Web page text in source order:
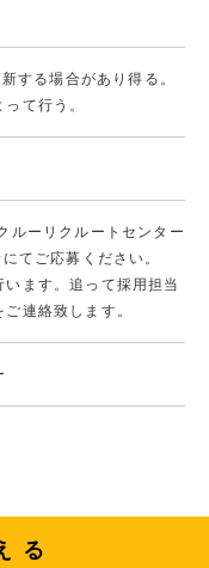
する場合があり得る。
て行う。
ルーリクルートセンター
てご応募ください。
ます。追って採用担当
連絡致します。
る